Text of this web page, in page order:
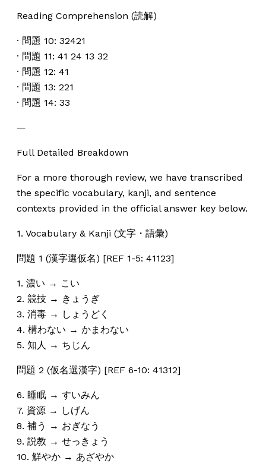
Reading Comprehension (読解)
· 問題 10: 32421
· 問題 11: 41 24 13 32
· 問題 12: 41
· 問題 13: 221
· 問題 14: 33
—
Full Detailed Breakdown
For a more thorough review, we have transcribed
the specific vocabulary, kanji, and sentence
contexts provided in the official answer key below.
1. Vocabulary & Kanji (文字・語彙)
問題 1 (漢字選仮名) [REF 1-5: 41123]
1. 濃い → こい
2. 競技 → きょうぎ
3. 消毒 → しょうどく
4. 構わない → かまわない
5. 知人 → ちじん
問題 2 (仮名選漢字) [REF 6-10: 41312]
6. 睡眠 → すいみん
7. 資源 → しげん
8. 補う → おぎなう
9. 説教 → せっきょう
10. 鮮やか → あざやか